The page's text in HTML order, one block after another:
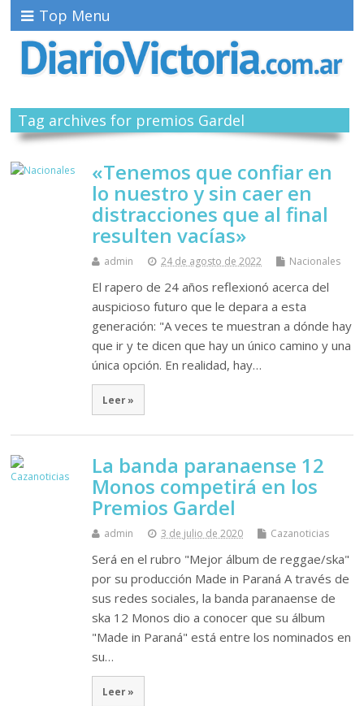
Top Menu
Tag archives for premios Gardel
«Tenemos que confiar en
lo nuestro y sin caer en
distracciones que al final
resulten vacías»
admin 24 de agosto de 2022 Nacionales
El rapero de 24 años reflexionó acerca del
auspicioso futuro que le depara a esta
generación: "A veces te muestran a dónde hay
que ir y te dicen que hay un único camino y una
única opción. En realidad, hay…
Leer »
La banda paranaense 12
Monos competirá en los
Premios Gardel
admin 3 de julio de 2020 Cazanoticias
Será en el rubro "Mejor álbum de reggae/ska"
por su producción Made in Paraná A través de
sus redes sociales, la banda paranaense de
ska 12 Monos dio a conocer que su álbum
"Made in Paraná" está entre los nominados en
su…
Leer »